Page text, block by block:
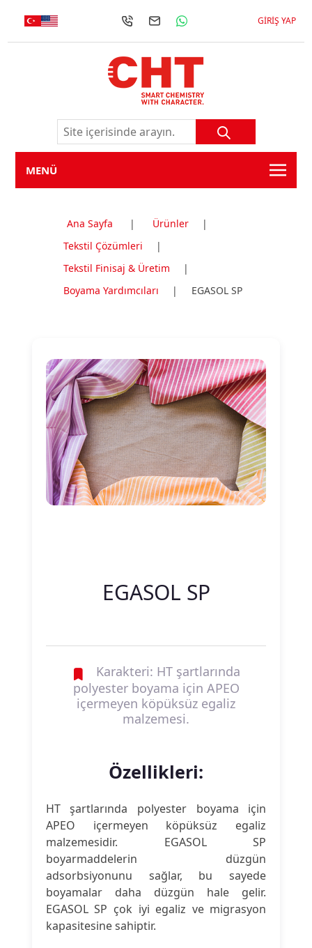
GIRIŞ YAP
MENÜ
Ana Sayfa | Ürünler
|
Tekstil Çözümleri
|
Tekstil Finisaj & Üretim
|
Boyama Yardımcıları
| EGASOL SP
EGASOL SP
Karakteri: HT şartlarında
polyester boyama için APEO
içermeyen köpüksüz egaliz
malzemesi.
Özellikleri:
HT şartlarında polyester boyama için
APEO içermeyen köpüksüz egaliz
malzemesidir. EGASOL SP
boyarmaddelerin düzgün
adsorbsiyonunu sağlar, bu sayede
boyamalar daha düzgün hale gelir.
EGASOL SP çok iyi egaliz ve migrasyon
kapasitesine sahiptir.